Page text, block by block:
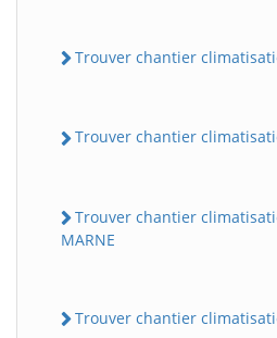
Trouver chantier
Trouver chantier
Trouver chantier
MARNE
Trouver chantier